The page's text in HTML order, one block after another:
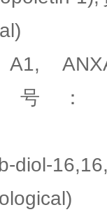
A1,
：
diol-